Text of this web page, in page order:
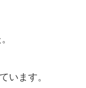
います。